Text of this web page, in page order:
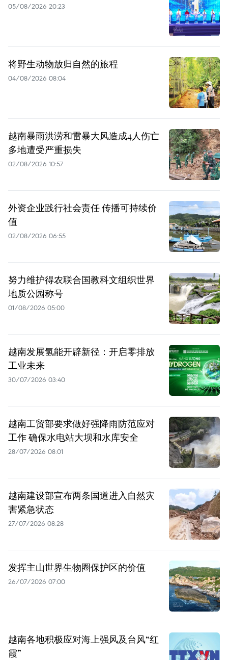
05/08/2026 20:23
将野生动物放归自然的旅程
04/08/2026 08:04
越南暴雨洪涝和雷暴大风造成4人伤亡
多地遭受严重损失
02/08/2026 10:57
外资企业践行社会责任 传播可持续价
值
02/08/2026 06:55
努力维护得农联合国教科文组织世界
地质公园称号
01/08/2026 05:00
越南发展氢能开辟新径：开启零排放
工业未来
30/07/2026 03:40
越南工贸部要求做好强降雨防范应对
工作 确保水电站大坝和水库安全
28/07/2026 08:01
越南建设部宣布两条国道进入自然灾
害紧急状态
27/07/2026 08:28
发挥主山世界生物圈保护区的价值
26/07/2026 07:00
越南各地积极应对海上强风及台风“红
霞”